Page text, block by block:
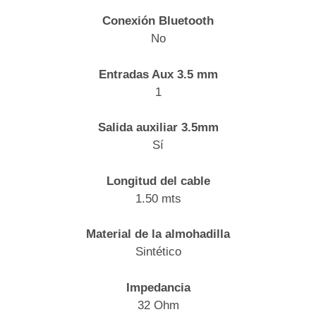
Conexión Bluetooth
No
Entradas Aux 3.5 mm
1
Salida auxiliar 3.5mm
Sí
Longitud del cable
1.50 mts
Material de la almohadilla
Sintético
Impedancia
32 Ohm